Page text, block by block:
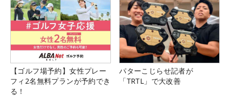
【ゴルフ場予約】女性プレー
フィ2名無料プランが予約でき
る！
パターこじらせ記者が
「TRTL」で大改善